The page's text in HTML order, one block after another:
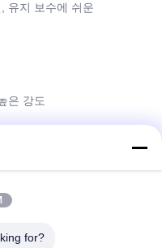
유지 보수에 쉬운
은 강도
레이 커넥터
for?